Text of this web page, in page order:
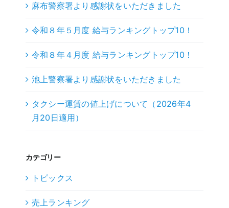
麻布警察署より感謝状をいただきました
令和８年５月度 給与ランキングトップ10！
令和８年４月度 給与ランキングトップ10！
池上警察署より感謝状をいただきました
タクシー運賃の値上げについて（2026年4
月20日適用）
カテゴリー
トピックス
売上ランキング